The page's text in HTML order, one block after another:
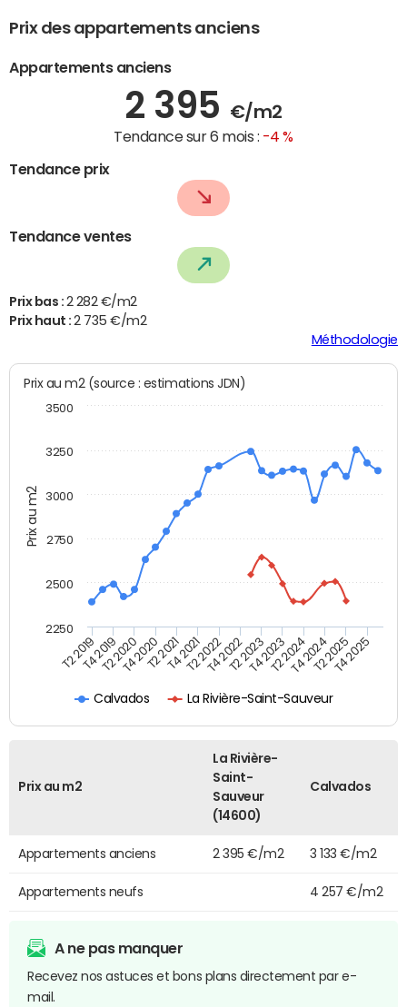
Prix des appartements anciens
Appartements anciens
2 395 €/m2
Tendance sur 6 mois : -4 %
Tendance prix
Tendance ventes
Prix bas : 2 282 €/m2
Prix haut :2 735 €/m2
Méthodologie
Prix au m2
Prix au m2 (source : estimations JDN)
Calvados La Rivière-Saint-Sauveur
T2 2019T4 2019T2 2020T4 2020T2 2021T4 2021T2 2022T4 2022T2 2023T4 2023T2 2024T4 2024T2 2025T4 2025
2250
2500
2750
3000
3250
3500
Prix au m2
La Rivière-
Saint-
Sauveur
(14600)
Calvados
Appartements anciens 2 395 €/m2 3 133 €/m2
Appartements neufs 4 257 €/m2
A ne pas manquer
Recevez nos astuces et bons plans directement par e-
mail.